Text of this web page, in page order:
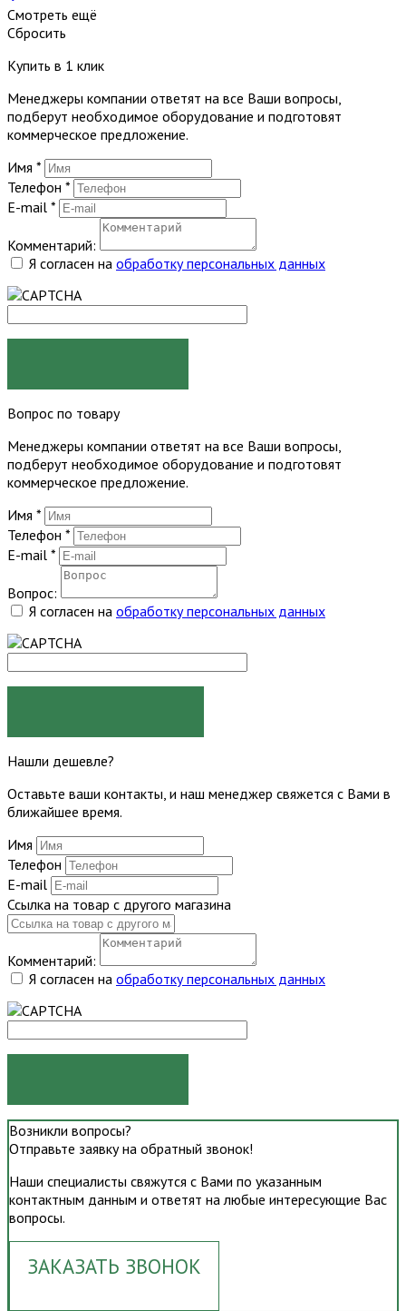
Смотреть ещё
Сбросить
Купить в 1 клик
Менеджеры компании ответят на все Ваши вопросы,
подберут необходимое оборудование и подготовят
коммерческое предложение.
Имя *
Телефон *
E-mail *
Комментарий:
Я согласен на обработку персональных данных
Вопрос по товару
Менеджеры компании ответят на все Ваши вопросы,
подберут необходимое оборудование и подготовят
коммерческое предложение.
Имя *
Телефон *
E-mail *
Вопрос:
Я согласен на обработку персональных данных
Нашли дешевле?
Оставьте ваши контакты, и наш менеджер свяжется с Вами в
ближайшее время.
Имя
Телефон
E-mail
Ссылка на товар с другого магазина
Комментарий:
Я согласен на обработку персональных данных
Возникли вопросы?
Отправьте заявку на обратный звонок!
Наши специалисты свяжутся с Вами по указанным
контактным данным и ответят на любые интересующие Вас
вопросы.
ЗАКАЗАТЬ ЗВОНОК